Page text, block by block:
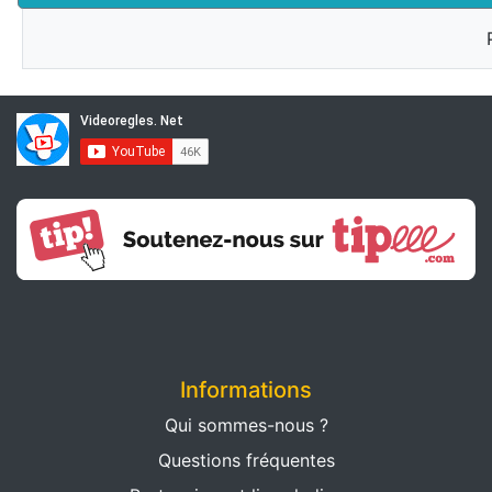
Informations
Qui sommes-nous ?
Questions fréquentes